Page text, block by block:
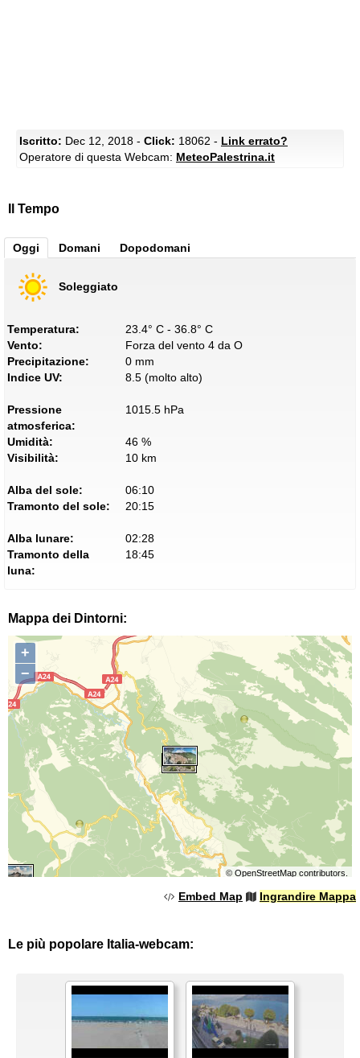
Iscritto: Dec 12, 2018 - Click: 18062 - Link errato?
Operatore di questa Webcam: MeteoPalestrina.it
Il Tempo
Oggi Domani Dopodomani
Soleggiato
Temperatura:
23.4° C - 36.8° C
Vento:
Forza del vento 4 da O
Precipitazione:
0 mm
Indice UV:
8.5 (molto alto)
Pressione
atmosferica:
1015.5 hPa
Umidità:
46 %
Visibilità:
10 km
Alba del sole:
06:10
Tramonto del sole:
20:15
Alba lunare:
02:28
Tramonto della
luna:
18:45
Mappa dei Dintorni:
+
−
© OpenStreetMapcontributors.
Embed Map Ingrandire Mappa
Le più popolare Italia-webcam: